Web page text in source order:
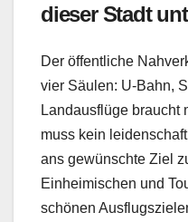
dieser Stadt
Der öffentliche
vier Säulen: U-Bahn,
Landausflüge braucht
muss kein
ans gewünschte Ziel
Einheimischen und
schönen